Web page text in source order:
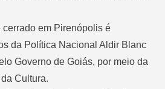
em Pirenópolis é
da Política Nacional Aldir Blanc
Governo de Goiás, por meio da
Cultura.